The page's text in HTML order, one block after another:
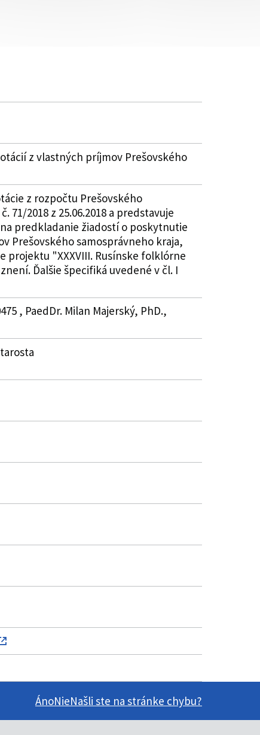
z vlastných príjmov Prešovského
z rozpočtu Prešovského
2018 z 25.06.2018 a predstavuje
predkladanie žiadostí o poskytnutie
Prešovského samosprávneho kraja,
projektu "XXXVIII. Rusínske folklórne
Ďalšie špecifiká uvedené v čl. I
, PaedDr. Milan Majerský, PhD.,
ÁnoNieNašli ste na stránke chybu?